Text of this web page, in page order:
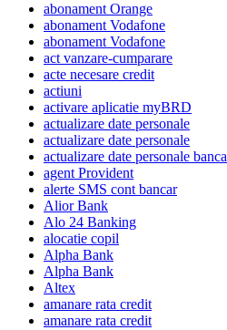
abonament Orange
abonament Vodafone
abonament Vodafone
act vanzare-cumparare
acte necesare credit
actiuni
activare aplicatie myBRD
actualizare date personale
actualizare date personale
actualizare date personale banca
agent Provident
alerte SMS cont bancar
Alior Bank
Alo 24 Banking
alocatie copil
Alpha Bank
Alpha Bank
Altex
amanare rata credit
amanare rata credit